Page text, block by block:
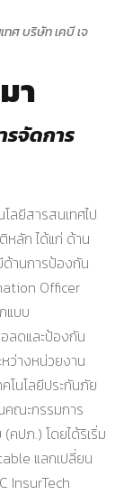
ศ บริษัท เคบี เจ
า
รจัดการ
ลยีสารสนเทศไป
หลัก ได้แก่ ด้าน
ด้านการป้องกัน
Officer
แบบ
ลดและป้องกัน
ว่างหน่วยงาน
โนโลยีประกันภัย
คณะกรรมการ
คปภ.) โดยได้ริเริ่ม
แลกเปลี่ยน
InsurTech